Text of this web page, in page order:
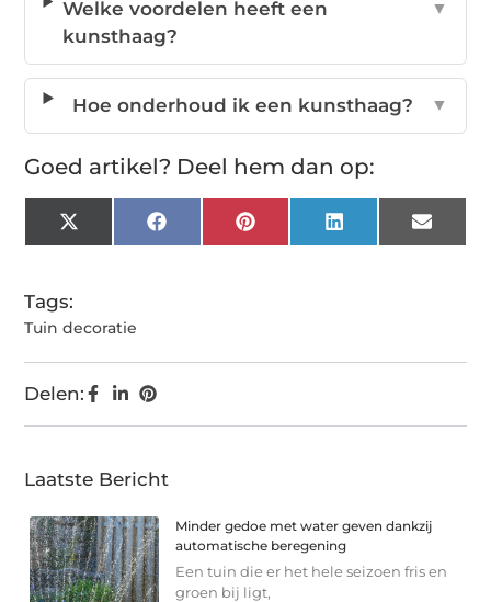
Welke voordelen heeft een
kunsthaag?
▼
Hoe onderhoud ik een kunsthaag? ▼
Goed artikel? Deel hem dan op:
X
(Twitter)
FacebookPinterest LinkedIn Email
Tags:
Tuin decoratie
Delen:
Laatste Bericht
Minder gedoe met water geven dankzij
automatische beregening
Een tuin die er het hele seizoen fris en
groen bij ligt,